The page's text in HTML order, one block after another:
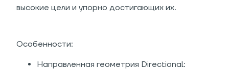
высокие цели и упорно достигающих их.
Особенности:
Направленная геометрия Directional: